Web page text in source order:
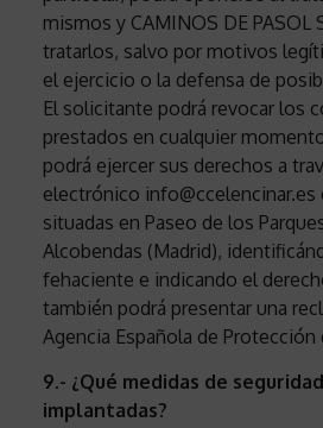
mismos y CAMINOS DE PASOL
tratarlos, salvo por motivos
el ejercicio o la defensa de
El solicitante podrá revocar los
prestados en cualquier
podrá ejercer sus derechos a
electrónico info@ccelencinar.es
situadas en Paseo de los
Alcobendas (Madrid),
fehaciente e indicando el
también podrá presentar una
Agencia Española de Protección
9.- ¿Qué medidas de
implantadas?